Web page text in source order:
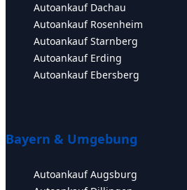
Autoankauf Dachau
Autoankauf Rosenheim
Autoankauf Starnberg
Autoankauf Erding
Autoankauf Ebersberg
Bayern & Umgebung
Autoankauf Augsburg